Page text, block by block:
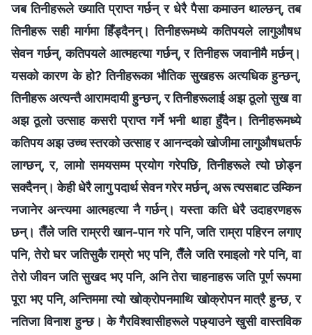
जब तिनीहरूले ख्याति प्राप्त गर्छन् र धेरै पैसा कमाउन थाल्छन्, तब
तिनीहरू सही मार्गमा हिँड्दैनन्। तिनीहरूमध्ये कतिपयले लागुऔषध
सेवन गर्छन्, कतिपयले आत्महत्या गर्छन्, र तिनीहरू जवानीमै मर्छन्।
यसको कारण के हो? तिनीहरूका भौतिक सुखहरू अत्यधिक हुन्छन्,
तिनीहरू अत्यन्तै आरामदायी हुन्छन्, र तिनीहरूलाई अझ ठूलो सुख वा
अझ ठूलो उत्साह कसरी प्राप्त गर्ने भनी थाहा हुँदैन। तिनीहरूमध्ये
कतिपय अझ उच्च स्तरको उत्साह र आनन्दको खोजीमा लागुऔषधतर्फ
लाग्छन्, र, लामो समयसम्म प्रयोग गरेपछि, तिनीहरूले त्यो छोड्न
सक्दैनन्। केही धेरै लागु पदार्थ सेवन गरेर मर्छन्, अरू त्यसबाट उम्किन
नजानेर अन्त्यमा आत्महत्या नै गर्छन्। यस्ता कति धेरै उदाहरणहरू
छन्। तैँले जति राम्ररी खान-पान गरे पनि, जति राम्रा पहिरन लगाए
पनि, तेरो घर जतिसुकै राम्रो भए पनि, तैँले जति रमाइलो गरे पनि, वा
तेरो जीवन जति सुखद भए पनि, अनि तेरा चाहनाहरू जति पूर्ण रूपमा
पूरा भए पनि, अन्तिममा त्यो खोक्रोपनमाथि खोक्रोपन मात्रै हुन्छ, र
नतिजा विनाश हुन्छ। के गैरविश्‍वासीहरूले पछ्याउने खुसी वास्तविक